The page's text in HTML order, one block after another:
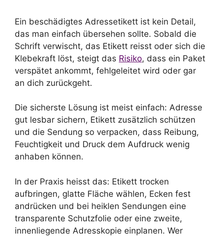
Ein beschädigtes Adressetikett ist kein Detail,
das man einfach übersehen sollte. Sobald die
Schrift verwischt, das Etikett reisst oder sich die
Klebekraft löst, steigt das Risiko, dass ein Paket
verspätet ankommt, fehlgeleitet wird oder gar
an dich zurückgeht.
Die sicherste Lösung ist meist einfach: Adresse
gut lesbar sichern, Etikett zusätzlich schützen
und die Sendung so verpacken, dass Reibung,
Feuchtigkeit und Druck dem Aufdruck wenig
anhaben können.
In der Praxis heisst das: Etikett trocken
aufbringen, glatte Fläche wählen, Ecken fest
andrücken und bei heiklen Sendungen eine
transparente Schutzfolie oder eine zweite,
innenliegende Adresskopie einplanen. Wer